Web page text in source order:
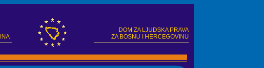
DOM ZA LJUDSKA PRAVA
ZA BOSNU I HERCEGOVINU